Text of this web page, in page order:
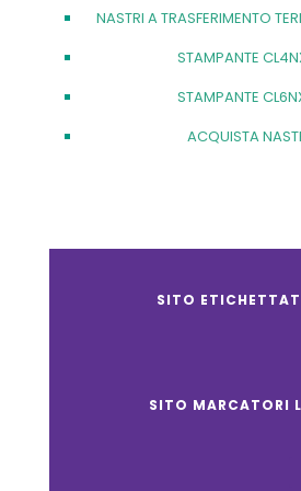
NASTRI A TRASFERIMENTO
STAMPANTE
STAMPANTE
ACQUISTA
SITO
SITO MARCATORI